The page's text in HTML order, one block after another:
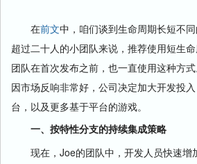
在前文中，咱们谈到生命周期长短不
超过二十人的小团队来说，推荐使用短生
团队在首次发布之前，也一直使用这种方
因市场反响非常好，公司决定加大开发投
台，以及更多基于平台的游戏。
一、按特性分支的持续集成策略
现在，Joe的团队中，开发人员快速增